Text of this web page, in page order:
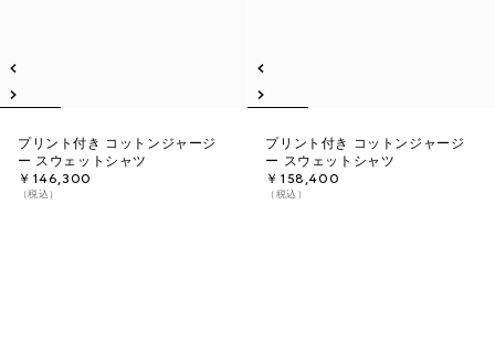
プリント付き コットンジャージ
ー スウェットシャツ
￥146,300
（税込）
プリント付き コットンジャージ
ー スウェットシャツ
￥158,400
（税込）